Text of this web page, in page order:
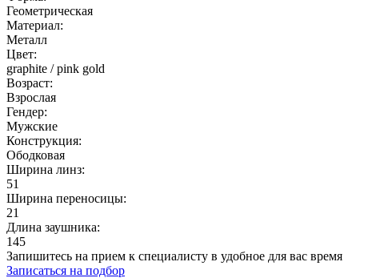
Геометрическая
Материал:
Металл
Цвет:
graphite / pink gold
Возраст:
Взрослая
Гендер:
Мужские
Конструкция:
Ободковая
Ширина линз:
51
Ширина переносицы:
21
Длина заушника:
145
Запишитесь на прием к специалисту в удобное для вас время
Записаться на подбор